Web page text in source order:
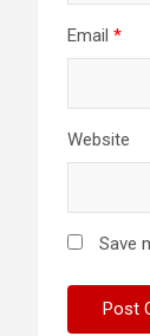
Email *
Website
Save